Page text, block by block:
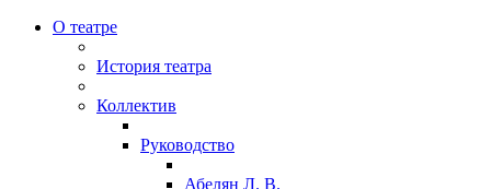
О театре
История театра
Коллектив
Руководство
Абелян Л. В.